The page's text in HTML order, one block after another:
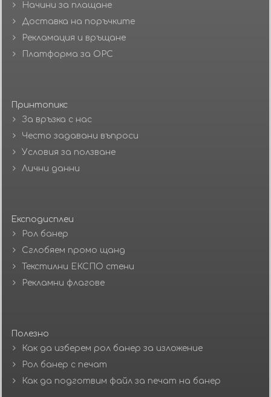
Начини за плащане
Доставка на поръчките
Рекламация и връщане
Платформа за ОРС
Принтопикс
За връзка с нас
Често задавани въпроси
Условия за ползване
Лични данни
Експодисплеи
Рол банер
Сглобяем промо щанд
Текстилни ЕКСПО стени
Рекламни флагове
Полезно
Как да изберем рол банер за изложение
Рол банер с печат
Как да подготвим файл за печат на банер